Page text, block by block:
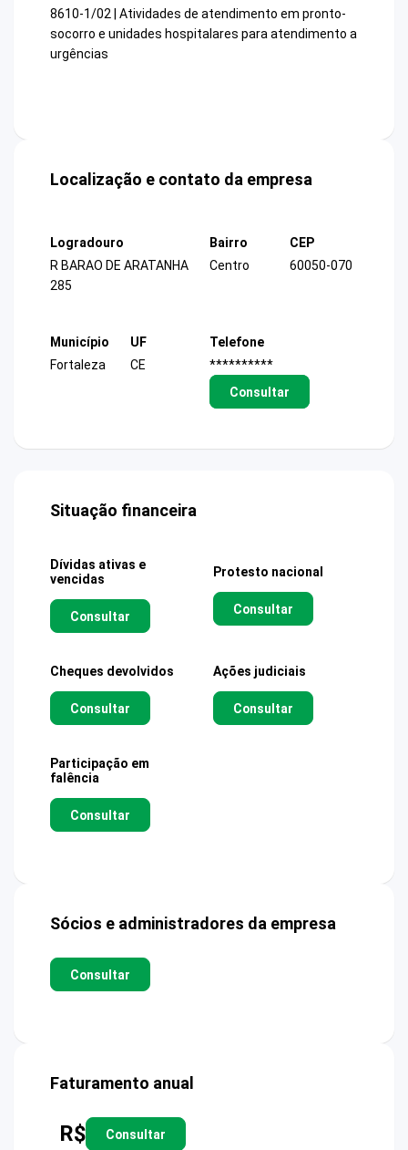
8610-1/02 | Atividades de atendimento em pronto-
socorro e unidades hospitalares para atendimento a
urgências
Localização e contato da empresa
Logradouro
R BARAO DE ARATANHA
285
Bairro
Centro
CEP
60050-070
Município
Fortaleza
UF
CE
Telefone
**********
Consultar
Situação financeira
Dívidas ativas e
vencidas
Consultar
Protesto nacional
Consultar
Cheques devolvidos
Consultar
Ações judiciais
Consultar
Participação em
falência
Consultar
Sócios e administradores da empresa
Consultar
Faturamento anual
R$ Consultar